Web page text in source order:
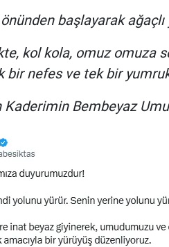
önünden başlayarak
kol kola, omuz omuza
bir nefes ve tek bir
Kaderimin Bembeyaz